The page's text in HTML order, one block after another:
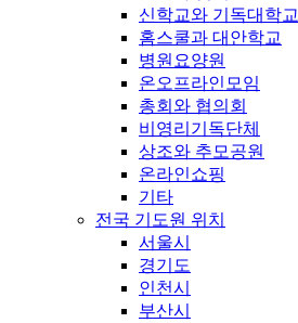
신학교와 기독대학교
홈스쿨과 대안학교
병원요양원
온오프라인모임
총회와 협의회
비영리기독단체
상조와 추모공원
온라인쇼핑
기타
전국 기도원 위치
서울시
경기도
인천시
부산시